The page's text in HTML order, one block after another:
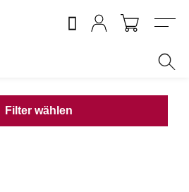
Menu
Filter wählen